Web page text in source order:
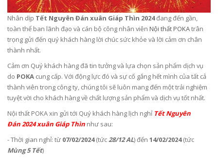
Nhân dịp Tết Nguyên Đán xuân Giáp Thìn 2024đang đến gần,
toàn thể ban lãnh đạo và cán bộ công nhân viên Nội thất POKAtrân
trọng gửi đến quý khách hàng lời chúc sức khỏe và lời cảm ơn chân
thành nhất.
Cảm ơn Quý khách hàng đã tin tưởng và lựa chọn sản phẩm dịch vụ
do POKA cung cấp. Với động lực đó và sự cố gắng hết mình của tất cả
thành viên trong công ty, chúng tôi sẽ luôn mang đến một trải nghiệm
tuyệt vời cho khách hàng về chất lượng sản phẩm và dịch vụ tốt nhất.
Nội thất POKA xin gửi tới Quý khách hàng lịch nghỉ Tết Nguyên
Đán 2024 xuân Giáp Thìn như sau:
- Thời gian nghỉ: từ 07/02/2024(tức28/12 AL) đến 14/02/2024(tức
Mùng 5 Tết)